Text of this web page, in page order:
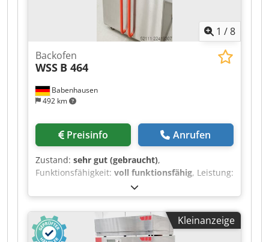
1 /8
Babenhausen
492 km
Backofen
WSS B 464
Preisinfo Anrufen
Zustand: sehr gut (gebraucht),
Funktionsfähigkeit: voll funktionsfähig, Leistung:
, Eingangsspannung:
Eingangsfrequenz:50 Hz, Art des
Eingangsstroms:Drehstrom, Gesamtlänge:950
mm, Gesamtbreite: 815 mm, Gesamthöhe:1.760
mm, Jahr der letzten Überholung:2026
Kleinanzeige